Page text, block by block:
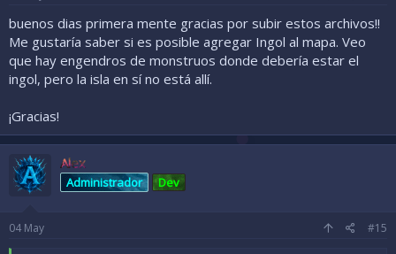
buenos dias primera mente gracias por subir estos archivos!!
Me gustaría saber si es posible agregar Ingol al mapa. Veo
que hay engendros de monstruos donde debería estar el
ingol, pero la isla en sí no está allí.
¡Gracias!
Alex
Administrador Dev
04 May #15